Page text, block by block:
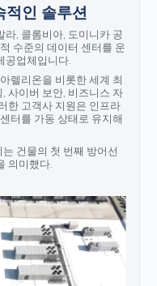
적인 솔루션
라, 콜롬비아, 도미니카 공
수준의 데이터 센터를 운
공업체입니다.
렐리온을 비롯한 세계 최
사이버 보안, 비즈니스 자
한 고객사 지원은 인프라
터를 가동 상태로 유지해
건물의 첫 번째 방어선
의미했다.